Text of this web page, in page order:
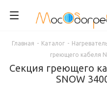
Главная - Каталог -
греющего кабеля
Секция греющего
SNOW